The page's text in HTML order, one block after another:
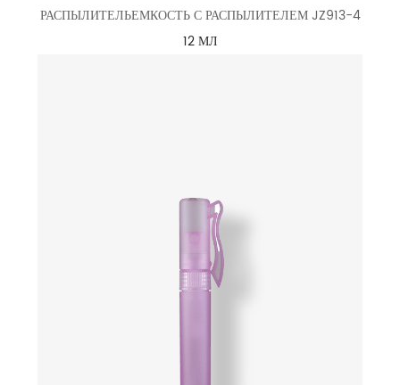
РАСПЫЛИТЕЛЬЕМКОСТЬ С РАСПЫЛИТЕЛЕМ JZ913-4
12 МЛ